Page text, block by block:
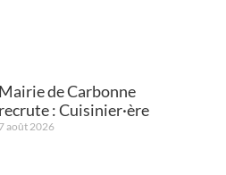
Mairie de Carbonne
recrute : Cuisinier·ère
7 août 2026